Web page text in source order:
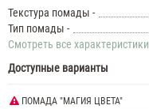
Текстура помады -
Тип помады -
Смотреть все характеристики
Доступные варианты
ПОМАДА "МАГИЯ ЦВЕТА"